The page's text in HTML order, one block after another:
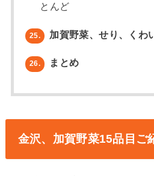
とんど
25. 加賀野菜、せり、くわ
26. まとめ
金沢、加賀野菜15品目ご